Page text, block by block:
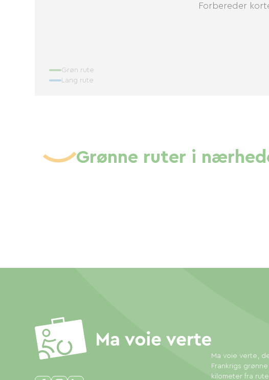
Forbereder
Grøn rute
Lang rute
Grønne ruter i
Ma voie verte,
Frankrigs
kilometer fra